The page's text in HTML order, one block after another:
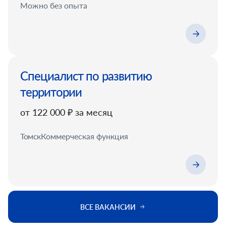
Можно без опыта
Специалист по развитию
территории
от 122 000 ₽ за месяц
ТомскКоммерческая функция
ВСЕ ВАКАНСИИ